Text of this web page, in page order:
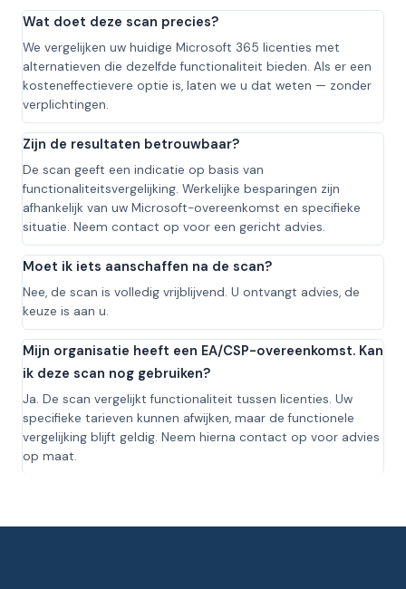
Wat doet deze scan precies?
We vergelijken uw huidige Microsoft 365 licenties met
alternatieven die dezelfde functionaliteit bieden. Als er een
kosteneffectievere optie is, laten we u dat weten — zonder
verplichtingen.
Zijn de resultaten betrouwbaar?
De scan geeft een indicatie op basis van
functionaliteitsvergelijking. Werkelijke besparingen zijn
afhankelijk van uw Microsoft-overeenkomst en specifieke
situatie. Neem contact op voor een gericht advies.
Moet ik iets aanschaffen na de scan?
Nee, de scan is volledig vrijblijvend. U ontvangt advies, de
keuze is aan u.
Mijn organisatie heeft een EA/CSP-overeenkomst. Kan
ik deze scan nog gebruiken?
Ja. De scan vergelijkt functionaliteit tussen licenties. Uw
specifieke tarieven kunnen afwijken, maar de functionele
vergelijking blijft geldig. Neem hierna contact op voor advies
op maat.